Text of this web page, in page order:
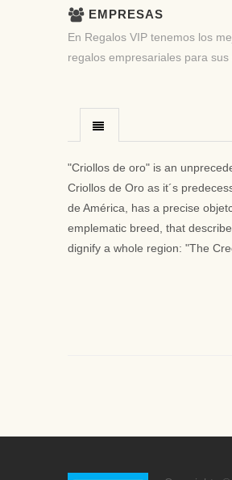
EMPRESAS
En Regalos VIP tenemos los
regalos empresariales para sus
"Criollos de oro" is an
Criollos de Oro as it´s
de América, has a precise
emplematic breed, that
dignify a whole region: "The